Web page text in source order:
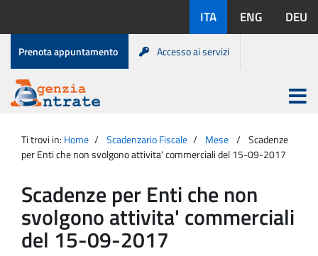
contenuto
disponibili:
ITA ENG DEU
Menu
di
servizio
Prenota appuntamento Accesso ai servizi
Agenzia
Entrate
Apri
menu
principale
Ti trovi in: Home Scadenzario Fiscale Mese
Scadenze
per Enti che non svolgono attivita' commerciali del 15-09-2017
Scadenze per Enti che non
svolgono attivita' commerciali
del 15-09-2017